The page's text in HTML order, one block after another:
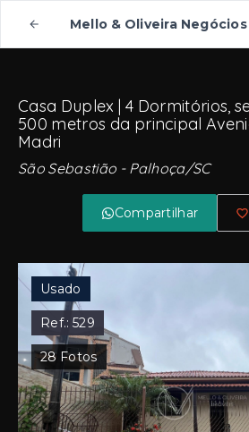
Mello & Oliveira
Casa Duplex | 4 Dormitórios,
500 metros da principal
Madri
São Sebastião - Palhoça/SC
Compartilhar
Usado
Ref.:529
28Fotos